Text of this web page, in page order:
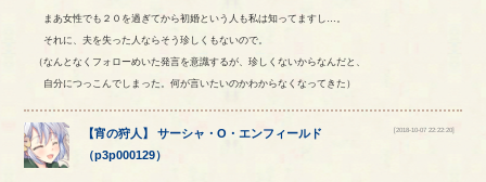
まあ女性でも２０を過ぎてから初婚という人も私は知ってますし…。
それに、夫を失った人ならそう珍しくもないので。
（なんとなくフォローめいた発言を意識するが、珍しくないからなんだと、
自分につっこんでしまった。何が言いたいのかわからなくなってきた）
【宵の狩人 】サーシャ ・O ・エンフィールド
（p3p000129）
[2018-10-07 22:22:20]